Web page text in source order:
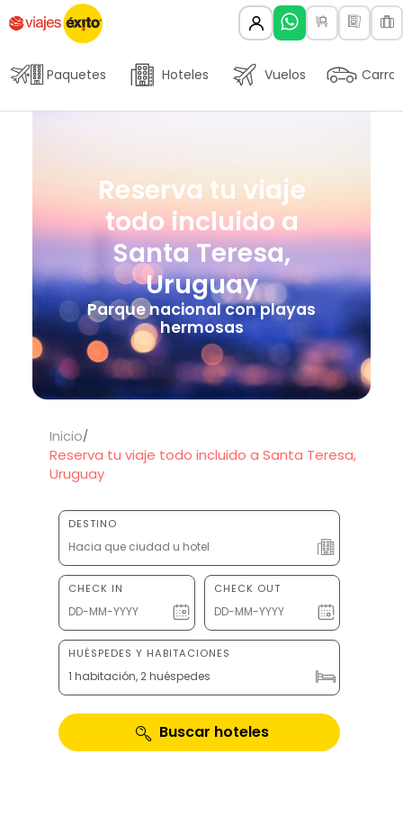
Paquetes Hoteles Vuelos Carros
Reserva tu viaje
todo incluido a
Santa Teresa,
Uruguay
Parque nacional con playas
hermosas
Inicio
Reserva tu viaje todo incluido a Santa Teresa,
Uruguay
DESTINO
CHECK IN CHECK OUT
HUÉSPEDES Y HABITACIONES
1 habitación, 2 huéspedes
Buscar hoteles